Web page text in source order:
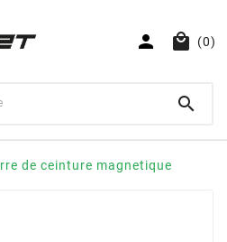
  (0)

de ceinture magnetique